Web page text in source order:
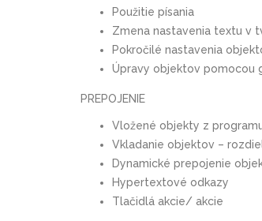
Použitie písania
Zmena nastavenia textu v
Pokročilé nastavenia
Úpravy objektov pomocou
PREPOJENIE
Vložené objekty z
Vkladanie objektov –
Dynamické prepojenie
Hypertextové odkazy
Tlačidlá akcie/ akcie